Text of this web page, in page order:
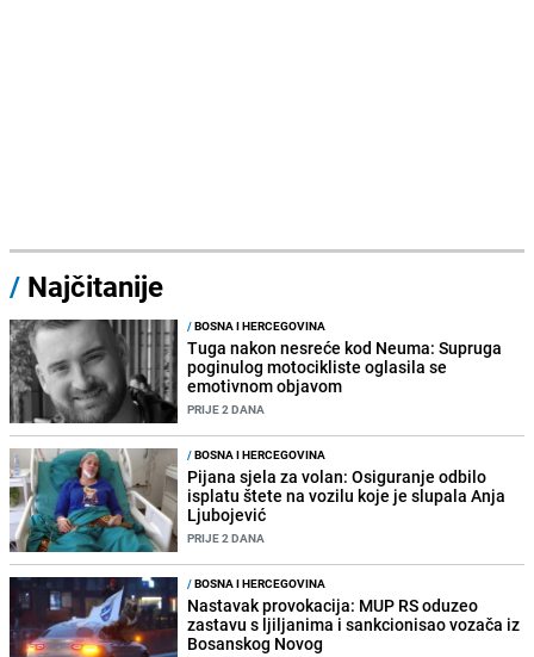
/ Najčitanije
/BOSNA I HERCEGOVINA
Tuga nakon nesreće kod Neuma: Supruga
poginulog motocikliste oglasila se
emotivnom objavom
PRIJE 2 DANA
/BOSNA I HERCEGOVINA
Pijana sjela za volan: Osiguranje odbilo
isplatu štete na vozilu koje je slupala Anja
Ljubojević
PRIJE 2 DANA
/BOSNA I HERCEGOVINA
Nastavak provokacija: MUP RS oduzeo
zastavu s ljiljanima i sankcionisao vozača iz
Bosanskog Novog